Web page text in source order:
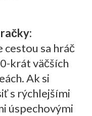
cestou sa hráč
krát väčších
Ak si
s rýchlejšími
úspechovými